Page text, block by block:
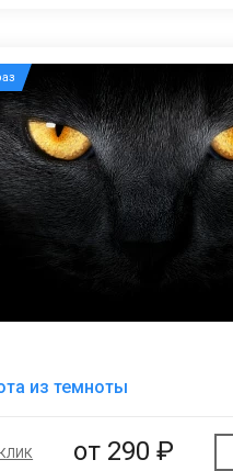
из темноты
от 290 ₽